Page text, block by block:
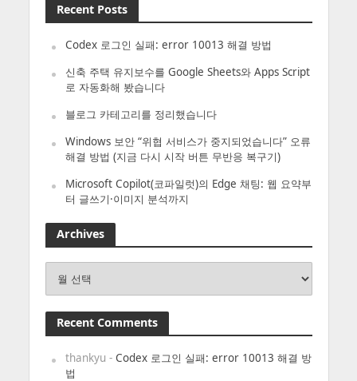
Recent Posts
Codex 로그인 실패: error 10013 해결 방법
신축 주택 유지보수를 Google Sheets와 Apps Script
로 자동화해 봤습니다
블로그 카테고리를 정리했습니다
Windows 보안 “위협 서비스가 중지되었습니다” 오류
해결 방법 (지금 다시 시작 버튼 무반응 복구기)
Microsoft Copilot(코파일럿)의 Edge 채팅: 웹 요약부
터 글쓰기·이미지 분석까지
Archives
Recent Comments
thankyu - Codex 로그인 실패: error 10013 해결 방
법